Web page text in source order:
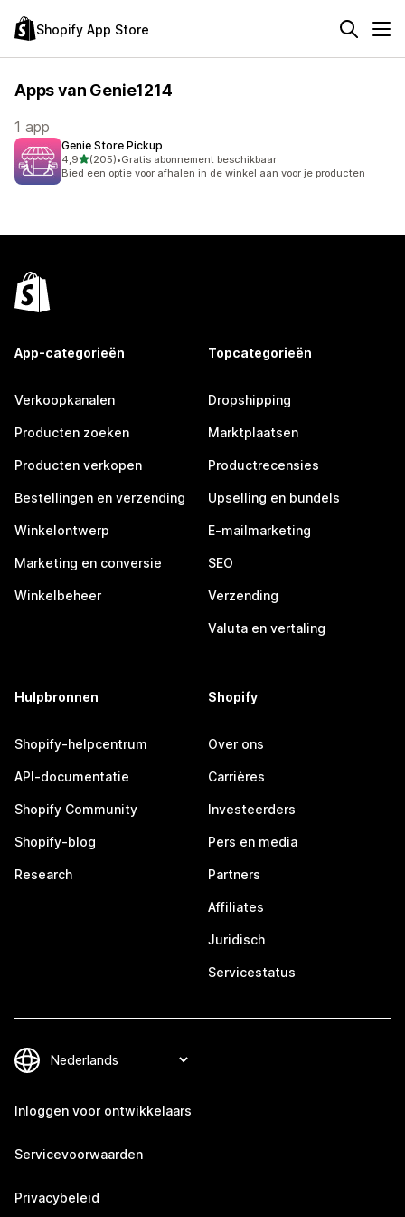
Shopify App Store
Apps van Genie1214
1 app
Genie Store Pickup
4,9van 5 sterren
(205)
205 recensies in totaal
•Gratis abonnement beschikbaar
Bied een optie voor afhalen in de winkel aan voor je producten
App-categorieën
Verkoopkanalen
Producten zoeken
Producten verkopen
Bestellingen en verzending
Winkelontwerp
Marketing en conversie
Winkelbeheer
Topcategorieën
Dropshipping
Marktplaatsen
Productrecensies
Upselling en bundels
E-mailmarketing
SEO
Verzending
Valuta en vertaling
Hulpbronnen
Shopify-helpcentrum
API-documentatie
Shopify Community
Shopify-blog
Research
Shopify
Over ons
Carrières
Investeerders
Pers en media
Partners
Affiliates
Juridisch
Servicestatus
Inloggen voor ontwikkelaars
Servicevoorwaarden
Privacybeleid